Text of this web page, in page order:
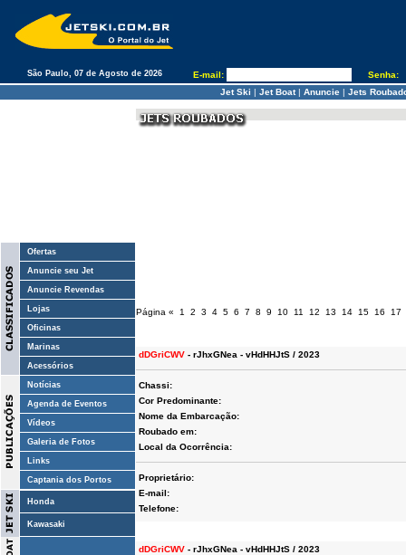
São Paulo, 07 de Agosto de 2026 E-mail:
Senha:
Jet Ski | Jet Boat| Anuncie| Jets
Ofertas
Anuncie seu Jet
Anuncie Revendas
Lojas
Oficinas
Marinas
Acessórios
Notícias
Agenda de Eventos
Vídeos
Galeria de Fotos
Links
Captania dos Portos
Honda
Kawasaki
Página « 1 2 3 4 5 6 7 8 9 10 11 12 13 14 15 16 17
dDGriCWV - rJhxGNea - vHdHHJtS / 2023
Chassi:
Cor Predominante:
Nome da Embarcação:
Roubado em:
Local da Ocorrência:
Proprietário:
E-mail:
Telefone:
dDGriCWV - rJhxGNea - vHdHHJtS / 2023